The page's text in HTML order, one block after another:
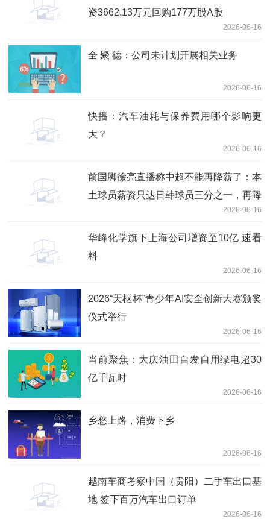
资3662.13万元回购177万股A股
2026-06-16
全 聚 德：公司未计划开展相关业务
2026-06-16
快播：汽车油耗与保养费用哪个影响更
大？
2026-06-16
前国脚徐亮直播称中超不能再降薪了：本
土球员薪资只达日韩球员三分之一，再降
2026-06-16
华峰化学旗下上海公司增资至10亿 速看
料
2026-06-16
2026“天枢杯”青少年AI安全创新大赛颁奖
仪式举行
2026-06-16
当前聚焦：大庆油田自发自用绿电超30
亿千瓦时
2026-06-16
乡愁上路，消费下乡
2026-06-16
越南车商考察中国（贵阳）二手车出口基
地 签下百万汽车出口订单
2026-06-16